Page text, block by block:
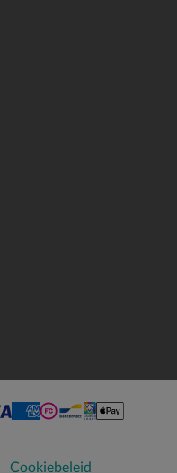
Cookiebeleid